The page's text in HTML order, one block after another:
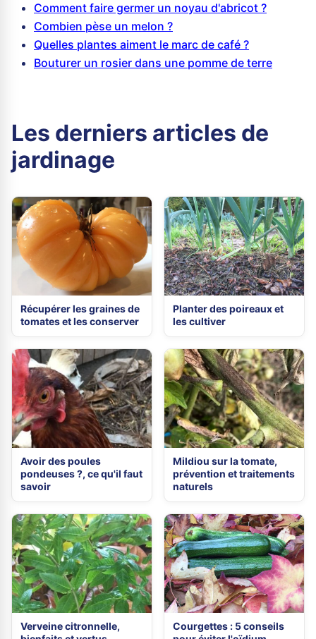
Comment faire germer un noyau d'abricot ?
Combien pèse un melon ?
Quelles plantes aiment le marc de café ?
Bouturer un rosier dans une pomme de terre
Les derniers articles de
jardinage
Récupérer les graines de
tomates et les conserver
Planter des poireaux et
les cultiver
Avoir des poules
pondeuses ?, ce qu'il faut
savoir
Mildiou sur la tomate,
prévention et traitements
naturels
Verveine citronnelle,
Courgettes : 5 conseils